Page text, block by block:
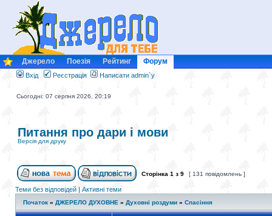
Джерело Поезія Рейтинг Форум
Вхід Реєстрація Написати admin`у
Сьогодні: 07 серпня 2026, 20:19
Питання про дари і мови
Версія для друку
Сторінка 1 з 9 [ 131 повідомлень ]
Теми без відповідей | Активні теми
Початок » ДЖЕРЕЛО ДУХОВНЕ » Духовні роздуми » Спасіння